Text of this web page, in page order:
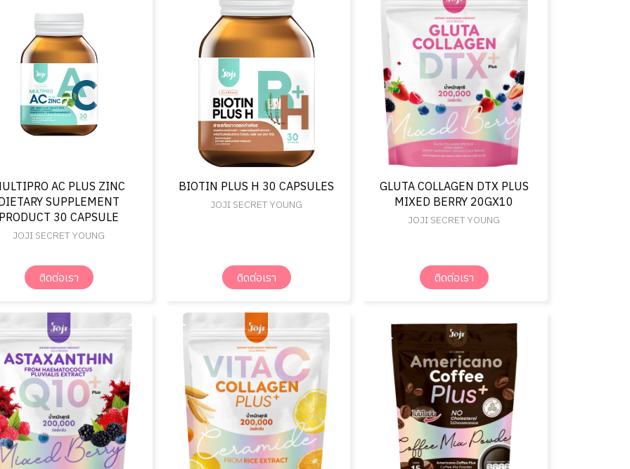
AC PLUS ZINC
SUPPLEMENT
30 CAPSULE
JOJI SECRET YOUNG
ติดต่อเรา
BIOTIN PLUS H 30 CAPSULES
JOJI SECRET YOUNG
ติดต่อเรา
GLUTA COLLAGEN DTX PLUS
MIXED BERRY 20GX10
JOJI SECRET YOUNG
ติดต่อเรา